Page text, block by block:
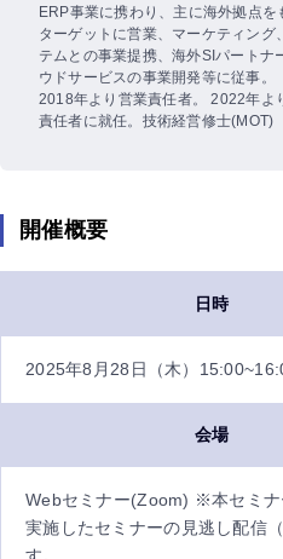
ERP事業に携わり、主に海外拠点を
ターゲットに営業、マーケティング
テムとの事業提携、海外SIパートナ
ウドサービスの事業開発等に従事。
2018年より営業責任者。 2022年よ
責任者に就任。技術経営修士(MOT)
開催概要
日時
2025年8月28日（木）
会場
Webセミナー(Zoom) ※本セミナ
実施したセミナーの見逃し配信
す。